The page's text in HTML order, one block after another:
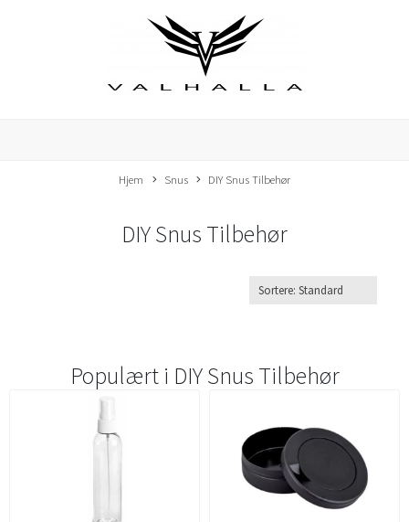
Hjem Snus DIY Snus Tilbehør
DIY Snus Tilbehør
Populært i DIY Snus Tilbehør